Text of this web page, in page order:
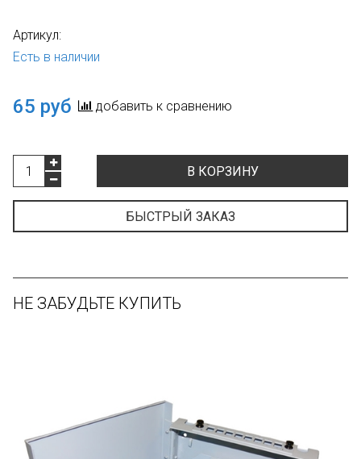
Артикул:
Есть в наличии
65 руб добавить к сравнению
В КОРЗИНУ
БЫСТРЫЙ ЗАКАЗ
НЕ ЗАБУДЬТЕ КУПИТЬ